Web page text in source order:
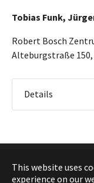
This website uses
experience on our
Tobias Funk,
Robert Bosch
Alteburgstraße
Details
©MPC